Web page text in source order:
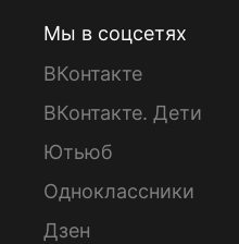
Мы в соцсетях
ВКонтакте
ВКонтакте. Дети
Ютьюб
Одноклассники
Дзен